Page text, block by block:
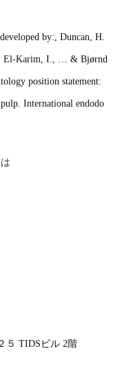
by:, Duncan, H.
El‐Karim, I., … & Bjørnd
position statement:
International endodo
５ TIDSビル 2階